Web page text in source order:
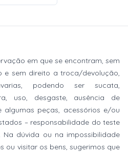
em que se encontram, sem
e sem direito a troca/devolução,
podendo ser sucata,
uso, desgaste, ausência de
algumas peças, acessórios e/ou
– responsabilidade do teste
dúvida ou na impossibilidade
ou visitar os bens, sugerimos que